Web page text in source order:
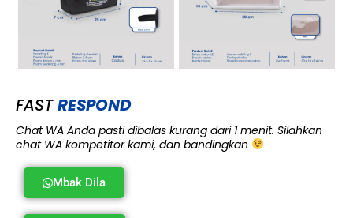
FASTRESPOND
Chat WA Anda pasti dibalas kurang dari 1 menit. Silahkan
chat WA kompetitor kami, dan bandingkan
Mbak Dila